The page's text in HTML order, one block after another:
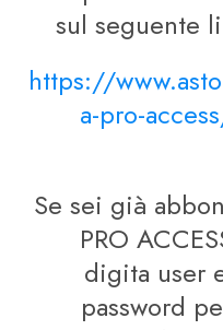
sul seguente
https://
a-pro-
Se sei già
PRO
digita user
password